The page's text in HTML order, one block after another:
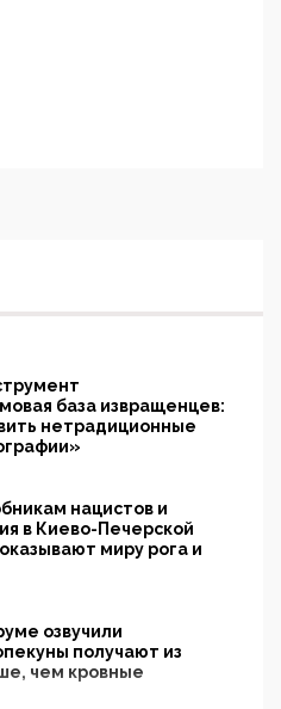
база извращенцев:
нетрадиционные
нацистов и
в Киево-Печерской
миру рога и
озвучили
получают из
чем кровные